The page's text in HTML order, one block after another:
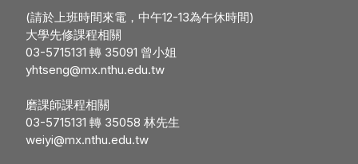
(請於上班時間來電，中午12-13為午休時間)
大學先修課程相關
03-5715131 轉 35091 曾小姐
yhtseng@mx.nthu.edu.tw
磨課師課程相關
03-5715131 轉 35058 林先生
weiyi@mx.nthu.edu.tw